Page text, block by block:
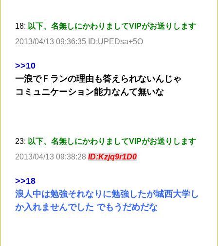
18: 以下、名無しにかわりましてVIPがお送りします
2013/04/13 09:36:35 ID:UPEDsa+5O
>>10
一浪でＦランの理由も答えられないんじゃ
コミュニケーション能力なんて無いな
23: 以下、名無しにかわりましてVIPがお送りします
2013/04/13 09:38:28 ID:Kzjq9r1D0
>>18
浪人中は勉強それなりに勉強したが城西大学し
か入れませんでした でもうだめだな